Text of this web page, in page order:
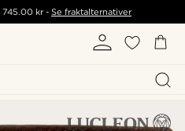
745.00 kr- Se fraktalternativer